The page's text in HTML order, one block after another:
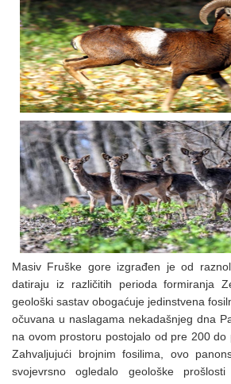
Masiv Fruške gore izgrađen je od
datiraju iz različitih perioda formiranja
geološki sastav obogaćuje jedinstvena
očuvana u naslagama nekadašnjeg dna
na ovom prostoru postojalo od pre 200 do
Zahvaljujući brojnim fosilima, ovo
svojevrsno ogledalo geološke prošlosti